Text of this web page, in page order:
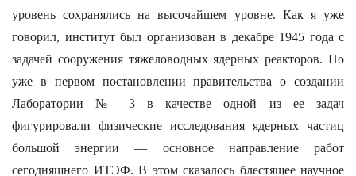
уровень сохранялись на высочайшем уровне. Как я уже
говорил, институт был организован в декабре 1945 года с
задачей сооружения тяжеловодных ядерных реакторов. Но
уже в первом постановлении правительства о создании
Лаборатории № 3 в качестве одной из ее задач
фигурировали физические исследования ядерных частиц
большой энергии — основное направление работ
сегодняшнего ИТЭФ. В этом сказалось блестящее научное